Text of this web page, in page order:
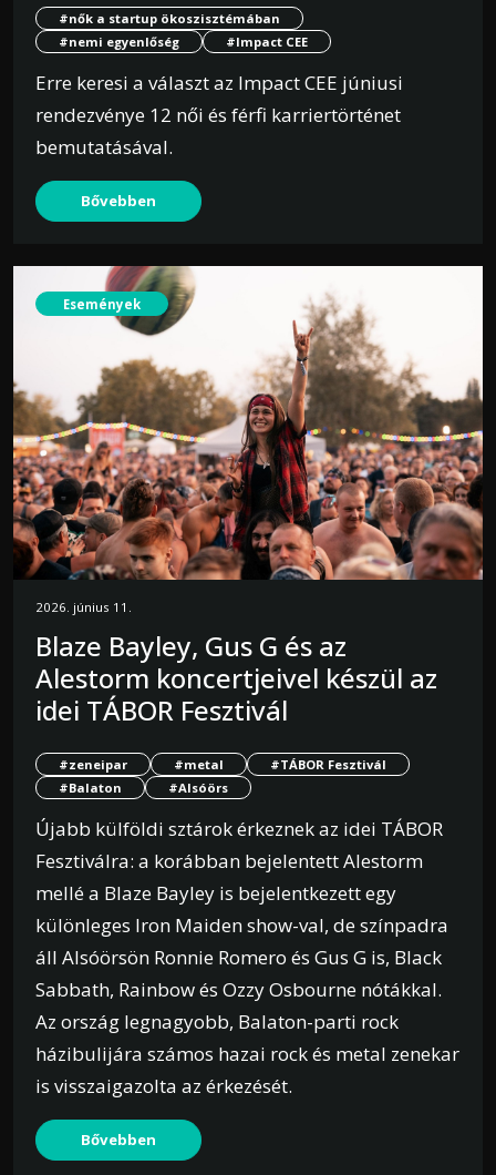
#nők a startup ökoszisztémában
#nemi egyenlőség
#Impact CEE
Erre keresi a választ az Impact CEE júniusi
rendezvénye 12 női és férfi karriertörténet
bemutatásával.
Bővebben
Események
2026. június 11.
Blaze Bayley, Gus G és az
Alestorm koncertjeivel készül az
idei TÁBOR Fesztivál
#zeneipar #metal
#TÁBOR Fesztivál
#Balaton
#Alsóörs
Újabb külföldi sztárok érkeznek az idei TÁBOR
Fesztiválra: a korábban bejelentett Alestorm
mellé a Blaze Bayley is bejelentkezett egy
különleges Iron Maiden show-val, de színpadra
áll Alsóörsön Ronnie Romero és Gus G is, Black
Sabbath, Rainbow és Ozzy Osbourne nótákkal.
Az ország legnagyobb, Balaton-parti rock
házibulijára számos hazai rock és metal zenekar
is visszaigazolta az érkezését.
Bővebben